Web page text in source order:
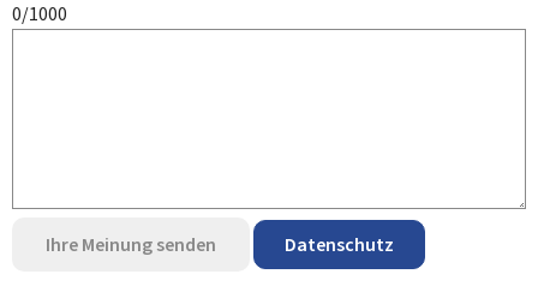
0/1000
Ihre Meinung senden Datenschutz